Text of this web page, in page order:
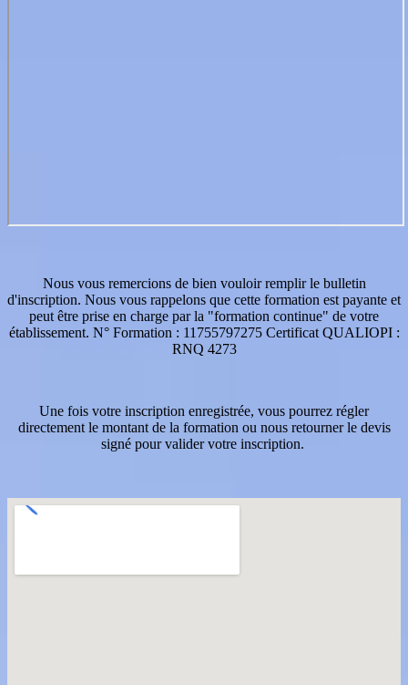
Nous vous remercions de bien vouloir remplir le bulletin
d'inscription. Nous vous rappelons que cette formation est payante et
peut être prise en charge par la "formation continue" de votre
établissement. N° Formation : 11755797275 Certificat QUALIOPI :
RNQ 4273
Une fois votre inscription enregistrée, vous pourrez régler
directement le montant de la formation ou nous retourner le devis
signé pour valider votre inscription.